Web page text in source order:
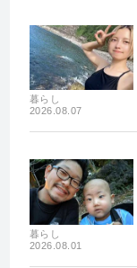
暮らし
2026.08.07
暮らし
2026.08.01